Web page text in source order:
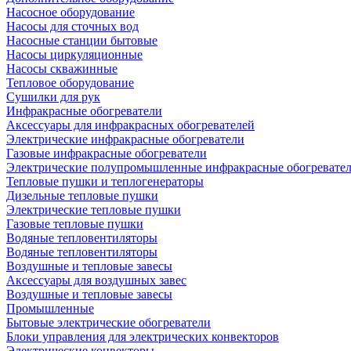
Насосное оборудование
Насосы для сточных вод
Насосные станции бытовые
Насосы циркуляционные
Насосы скважинные
Тепловое оборудование
Сушилки для рук
Инфракрасные обогреватели
Аксессуары для инфракрасных обогревателей
Электрические инфракрасные обогреватели
Газовые инфракрасные обогреватели
Электрические полупромышленные инфракрасные
Тепловые пушки и теплогенераторы
Дизельные тепловые пушки
Электрические тепловые пушки
Газовые тепловые пушки
Водяные тепловентиляторы
Водяные тепловентиляторы
Воздушные и тепловые завесы
Аксессуары для воздушных завес
Воздушные и тепловые завесы
Промышленные
Бытовые электрические обогреватели
Блоки управления для электрических конвекторов